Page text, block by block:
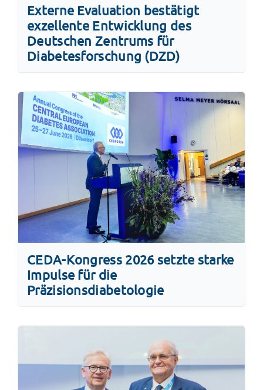
Externe Evaluation bestätigt
exzellente Entwicklung des
Deutschen Zentrums für
Diabetesforschung (DZD)
CEDA-Kongress 2026 setzte starke
Impulse für die
Präzisionsdiabetologie